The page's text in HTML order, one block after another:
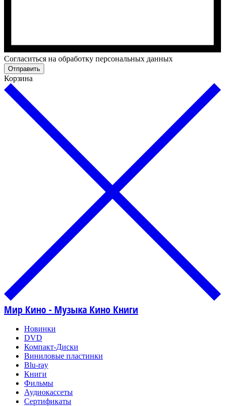
Cогласиться на обработку персональных данных
Отправить
Корзина
Мир Кино - Музыка Кино Книги
Новинки
DVD
Компакт-Диски
Виниловые пластинки
Blu-ray
Книги
Фильмы
Аудиокассеты
Сертификаты